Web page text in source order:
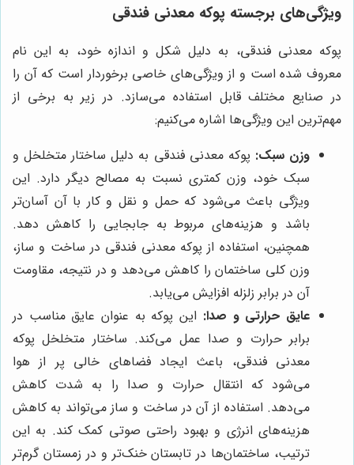
ویژگی‌های برجسته پوکه معدنی فندقی
پوکه معدنی فندقی، به دلیل شکل و اندازه خود، به این نام
معروف شده است و از ویژگی‌های خاصی برخوردار است که آن را
در صنایع مختلف قابل استفاده می‌سازد. در زیر به برخی از
مهم‌ترین این ویژگی‌ها اشاره می‌کنیم:
وزن سبک: پوکه معدنی فندقی به دلیل ساختار متخلخل و
سبک خود، وزن کمتری نسبت به مصالح دیگر دارد. این
ویژگی باعث می‌شود که حمل و نقل و کار با آن آسان‌تر
باشد و هزینه‌های مربوط به جابجایی را کاهش دهد.
همچنین، استفاده از پوکه معدنی فندقی در ساخت و ساز،
وزن کلی ساختمان را کاهش می‌دهد و در نتیجه، مقاومت
آن در برابر زلزله افزایش می‌یابد.
عایق حرارتی و صدا: این پوکه به عنوان عایق مناسب در
برابر حرارت و صدا عمل می‌کند. ساختار متخلخل پوکه
معدنی فندقی، باعث ایجاد فضاهای خالی پر از هوا
می‌شود که انتقال حرارت و صدا را به شدت کاهش
می‌دهد. استفاده از آن در ساخت و ساز می‌تواند به کاهش
هزینه‌های انرژی و بهبود راحتی صوتی کمک کند. به این
ترتیب، ساختمان‌ها در تابستان خنک‌تر و در زمستان گرم‌تر